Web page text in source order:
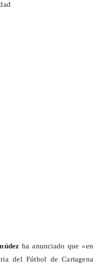
ha anunciado que «en
del Fútbol de Cartagena